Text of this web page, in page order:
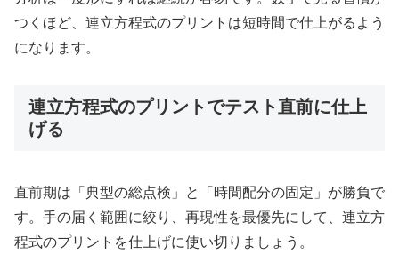
つくほど、連立方程式のプリントは短時間で仕上がるよう
になります。
連立方程式のプリントでテスト直前に仕上
げる
直前期は「典型の総点検」と「時間配分の固定」が勝負で
す。手の届く範囲に絞り、再現性を最優先にして、連立方
程式のプリントを仕上げに使い切りましょう。